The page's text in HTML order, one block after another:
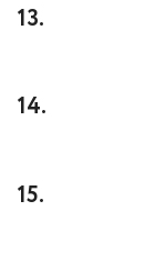
13.
14.
15.